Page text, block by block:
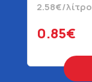
2.58€/λίτρο
0.85€